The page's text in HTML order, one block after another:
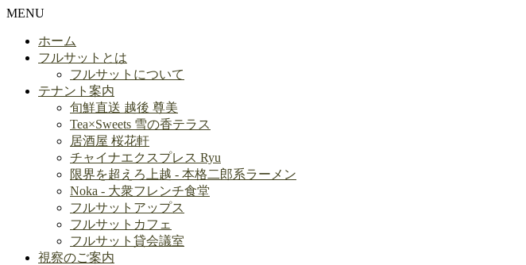
MENU
ホーム
フルサットとは
フルサットについて
テナント案内
旬鮮直送 越後 尊美
Tea×Sweets 雪の香テラス
居酒屋 桜花軒
チャイナエクスプレス Ryu
限界を超えろ上越 - 本格二郎系ラーメン
Noka - 大衆フレンチ食堂
フルサットアップス
フルサットカフェ
フルサット貸会議室
視察のご案内